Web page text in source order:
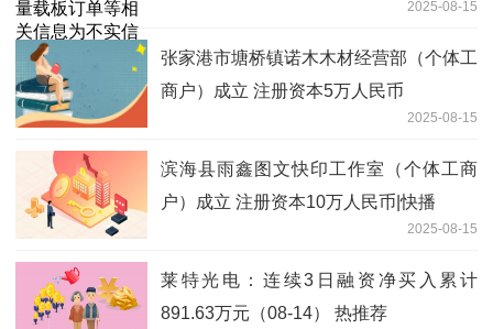
2025-08-15
张家港市塘桥镇诺木木材经营部（个体工
商户）成立 注册资本5万人民币
2025-08-15
滨海县雨鑫图文快印工作室（个体工商
户）成立 注册资本10万人民币|快播
2025-08-15
莱特光电：连续3日融资净买入累计
891.63万元（08-14） 热推荐